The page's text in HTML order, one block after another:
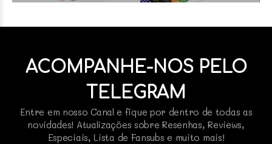
ACOMPANHE-NOS PELO
TELEGRAM
Entre em nosso Canal e fique por dentro de todas as
novidades! Atualizações sobre Resenhas, Reviews,
Especiais, Lista de Fansubs e muito mais!